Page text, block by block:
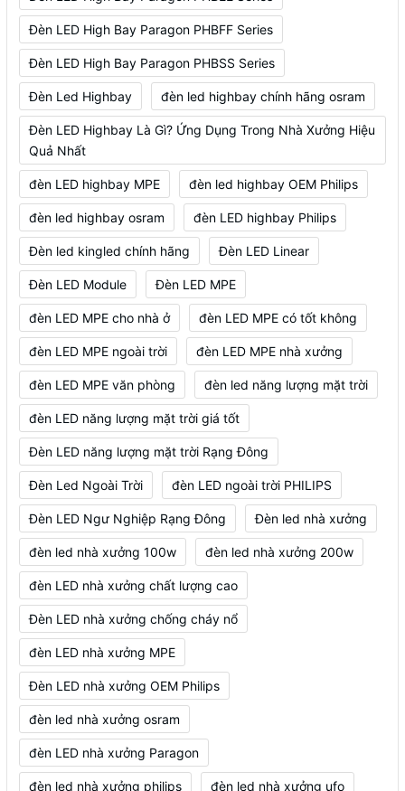
Đèn LED High Bay Paragon PHBFF Series
Đèn LED High Bay Paragon PHBSS Series
Đèn Led Highbay đèn led highbay chính hãng osram
Đèn LED Highbay Là Gì? Ứng Dụng Trong Nhà Xưởng Hiệu
Quả Nhất
đèn LED highbay MPE đèn led highbay OEM Philips
đèn led highbay osram đèn LED highbay Philips
Đèn led kingled chính hãng Đèn LED Linear
Đèn LED Module Đèn LED MPE
đèn LED MPE cho nhà ở đèn LED MPE có tốt không
đèn LED MPE ngoài trời đèn LED MPE nhà xưởng
đèn LED MPE văn phòng đèn led năng lượng mặt trời
đèn LED năng lượng mặt trời giá tốt
Đèn LED năng lượng mặt trời Rạng Đông
Đèn Led Ngoài Trời đèn LED ngoài trời PHILIPS
Đèn LED Ngư Nghiệp Rạng Đông Đèn led nhà xưởng
đèn led nhà xưởng 100w đèn led nhà xưởng 200w
đèn LED nhà xưởng chất lượng cao
Đèn LED nhà xưởng chống cháy nổ
đèn LED nhà xưởng MPE
Đèn LED nhà xưởng OEM Philips
đèn led nhà xưởng osram
đèn LED nhà xưởng Paragon
đèn led nhà xưởng philips đèn led nhà xưởng ufo